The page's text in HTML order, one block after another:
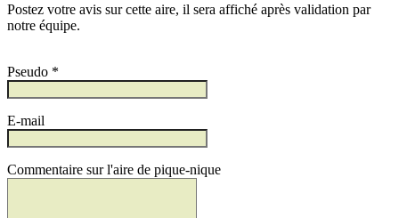
Postez votre avis sur cette aire, il sera affiché après validation par
notre équipe.
Pseudo *
E-mail
Commentaire sur l'aire de pique-nique